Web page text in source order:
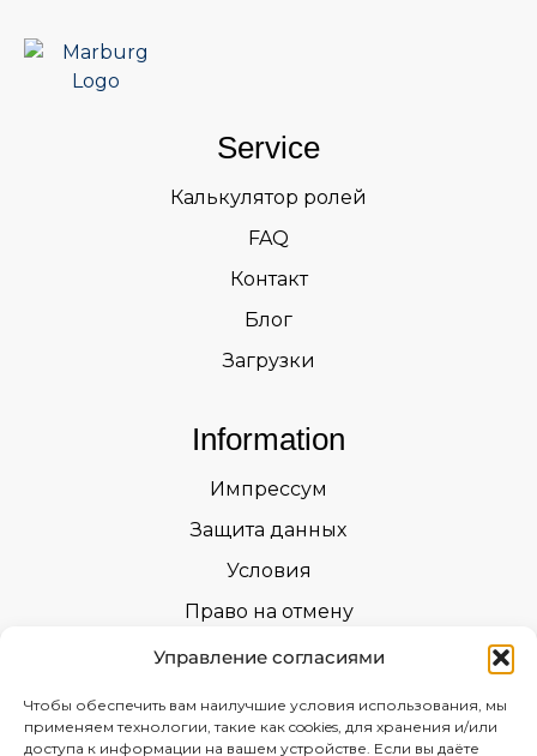
Управление согласиями
Чтобы обеспечить вам наилучшие условия использования, мы
применяем технологии, такие как cookies, для хранения и/или
доступа к информации на вашем устройстве. Если вы даёте
Service
Калькулятор ролей
FAQ
Контакт
Блог
Загрузки
Information
Импрессум
Защита данных
Условия
Право на отмену
Возврат товара
Сертификаты